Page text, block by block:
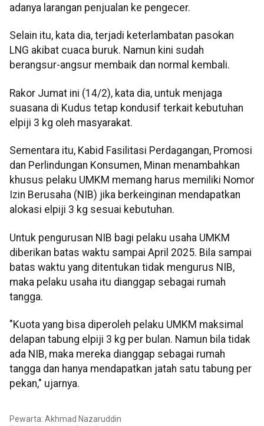
adanya larangan penjualan ke pengecer.
Selain itu, kata dia, terjadi keterlambatan pasokan
LNG akibat cuaca buruk. Namun kini sudah
berangsur-angsur membaik dan normal kembali.
Rakor Jumat ini (14/2), kata dia, untuk menjaga
suasana di Kudus tetap kondusif terkait kebutuhan
elpiji 3 kg oleh masyarakat.
Sementara itu, Kabid Fasilitasi Perdagangan, Promosi
dan Perlindungan Konsumen, Minan menambahkan
khusus pelaku UMKM memang harus memiliki Nomor
Izin Berusaha (NIB) jika berkeinginan mendapatkan
alokasi elpiji 3 kg sesuai kebutuhan.
Untuk pengurusan NIB bagi pelaku usaha UMKM
diberikan batas waktu sampai April 2025. Bila sampai
batas waktu yang ditentukan tidak mengurus NIB,
maka pelaku usaha itu dianggap sebagai rumah
tangga.
"Kuota yang bisa diperoleh pelaku UMKM maksimal
delapan tabung elpiji 3 kg per bulan. Namun bila tidak
ada NIB, maka mereka dianggap sebagai rumah
tangga dan hanya mendapatkan jatah satu tabung per
pekan," ujarnya.
Pewarta: Akhmad Nazaruddin